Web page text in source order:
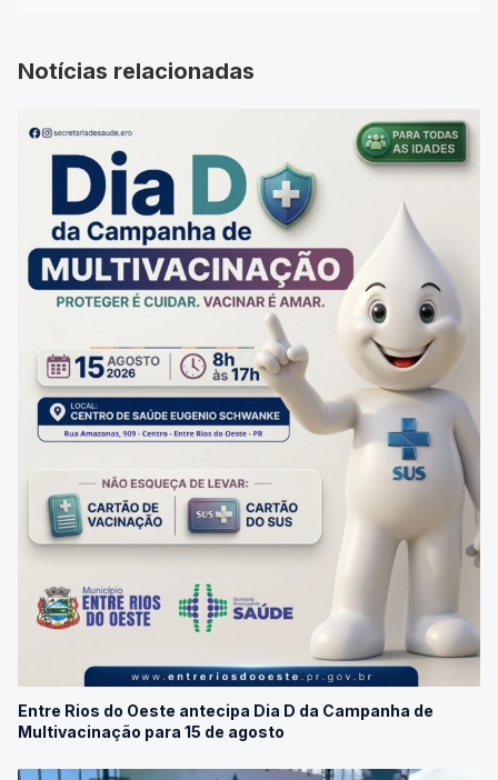
Notícias relacionadas
Entre Rios do Oeste antecipa Dia D da Campanha de
Multivacinação para 15 de agosto